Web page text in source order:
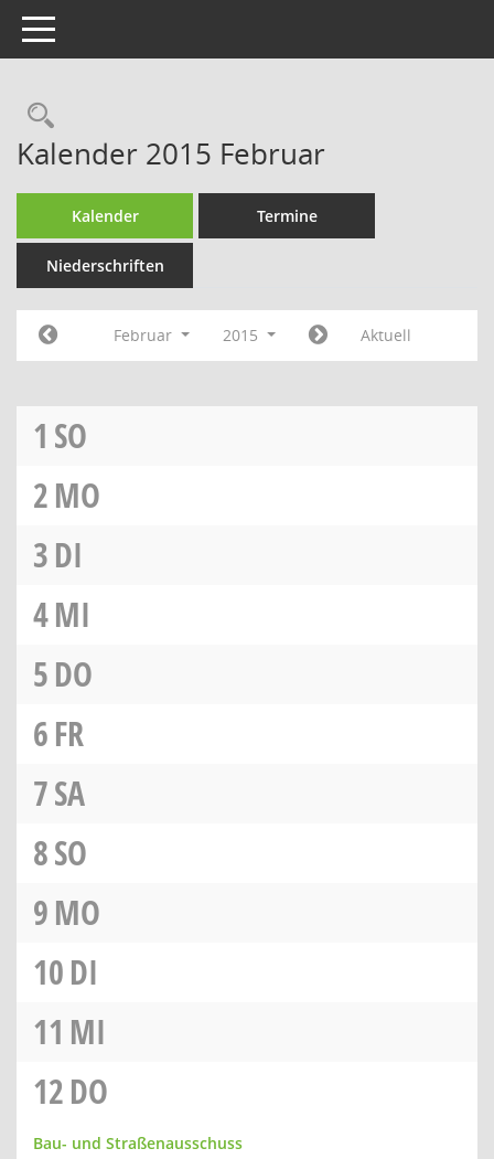
Toggle navigation
Rechercheauswahl
Kalender 2015 Februar
Kalender Termine
Niederschriften
Februar 2015 Aktuell
1 SO
2MO
3DI
4MI
5DO
6FR
7SA
8SO
9MO
10DI
11 MI
12DO
Bau- und Straßenausschuss